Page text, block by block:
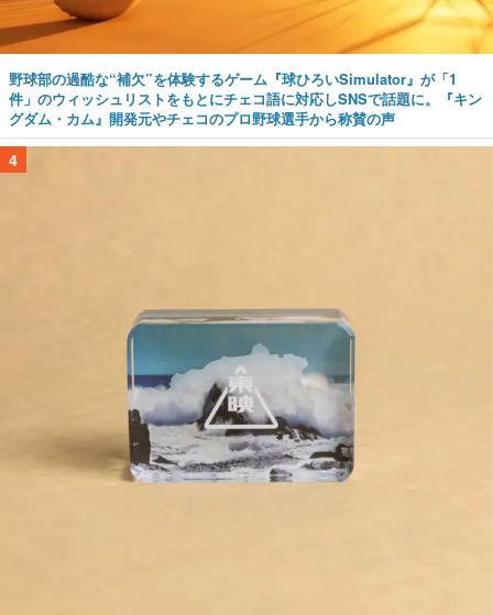
野球部の過酷な“補欠”を体験するゲーム『球ひろいSimulator』が「1
件」のウィッシュリストをもとにチェコ語に対応しSNSで話題に。『キン
グダム・カム』開発元やチェコのプロ野球選手から称賛の声
4